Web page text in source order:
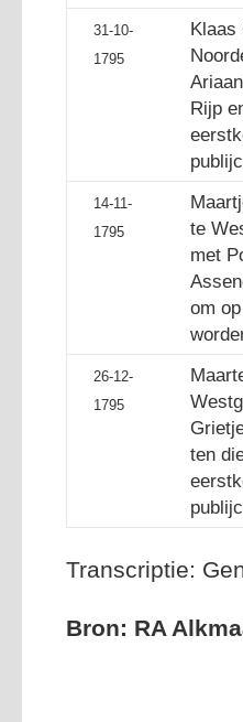
31-10-
1795
Klaas
Rijp
14-11-
1795
te
met
om
26-12-
1795
ten
Transcriptie:
Bron: RA